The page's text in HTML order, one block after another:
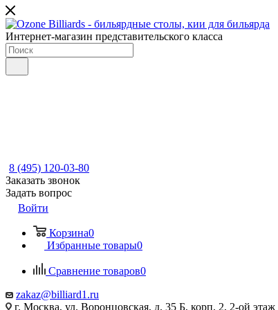
Интернет-магазин представительского класса
8 (495) 120-03-80
Заказать звонок
Задать вопрос
Войти
Корзина0
Избранные товары0
Сравнение товаров0
zakaz@billiard1.ru
г. Москва, ул. Воронцовская, д. 35 Б, корп. 2, 2-ой этаж